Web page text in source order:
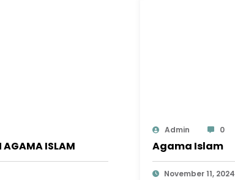
AGAMA ISLAM
Admin 0
Agama Islam
November 11, 2024